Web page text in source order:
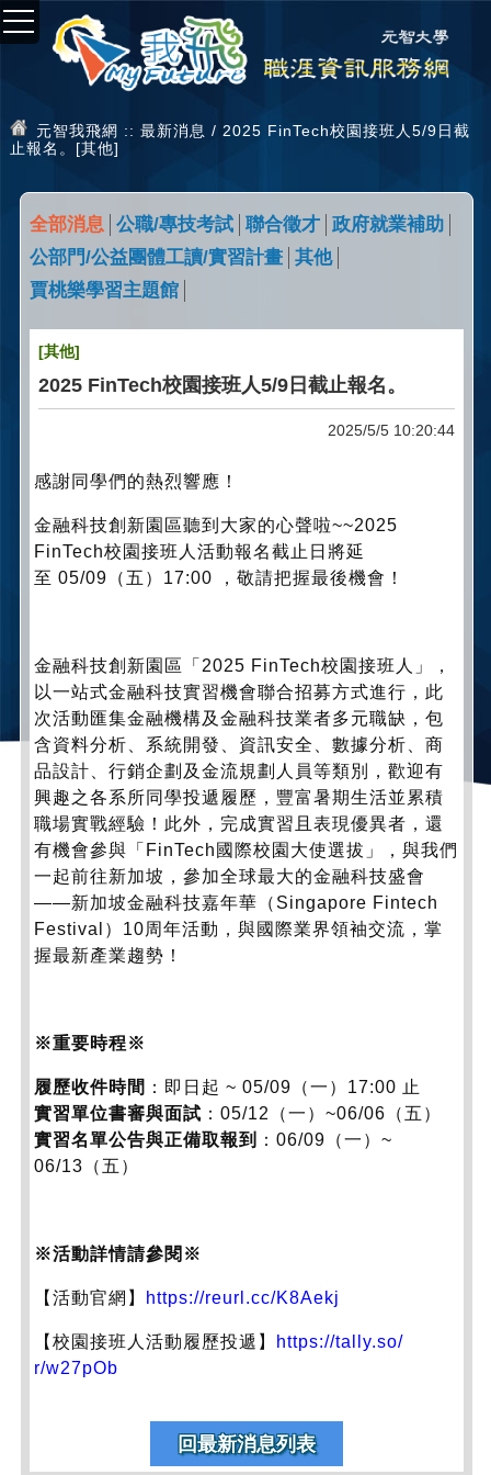
元智我飛網 :: 最新消息 / 2025 FinTech校園接班人5/9日截
止報名。[其他]
全部消息 公職/專技考試 聯合徵才 政府就業補助
公部門/公益團體工讀/實習計畫 其他
賈桃樂學習主題館
[其他]
2025 FinTech校園接班人5/9日截止報名。
2025/5/5 10:20:44
感謝同學們的熱烈響應！
金融科技創新園區聽到大家的心聲啦~~2025
FinTech校園接班人活動報名截止日將延
至 05/09（五）17:00 ，敬請把握最後機會！
金融科技創新園區「2025 FinTech校園接班人」，
以一站式金融科技實習機會聯合招募方式進行， 此
次活動匯集金融機構及金融科技業者多元職缺，包
含資料分析、 系統開發、資訊安全、數據分析、商
品設計、行銷企劃及金流規劃人員等類別，歡迎有
興趣之各系所同學投遞履歷， 豐富暑期生活並累積
職場實戰經驗！此外，完成實習且表現優異者，還
有機會參與「FinTech國際校園大使選拔」，與我們
一起前往新加坡，參加全球最大的金融科技盛會
——新加坡金融科技嘉年華（Singapore Fintech
Festival）10周年活動，與國際業界領袖交流，掌
握最新產業趨勢！
※重要時程※
履歷收件時間 ：即日起 ~ 05/09（一）17:00 止
實習單位書審與面試 ：05/12（一）~06/06（五）
實習名單公告與正備取報到
：06/09（一）~
06/13（五）
※活動詳情請參閱※
【活動官網】 https://reurl.cc/K8Aekj
【校園接班人活動履歷投遞】
https://tally.so/
r/w27pOb
回最新消息列表